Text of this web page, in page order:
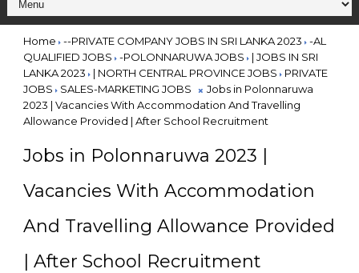
Home --PRIVATE COMPANY JOBS IN SRI LANKA 2023
-AL
QUALIFIED JOBS
-POLONNARUWA JOBS
| JOBS IN SRI
LANKA 2023
| NORTH CENTRAL PROVINCE JOBS
PRIVATE
JOBS
SALES-MARKETING JOBS
Jobs in Polonnaruwa
2023 | Vacancies With Accommodation And Travelling
Allowance Provided | After School Recruitment
Jobs in Polonnaruwa 2023 |
Vacancies With Accommodation
And Travelling Allowance Provided
| After School Recruitment